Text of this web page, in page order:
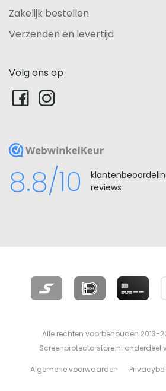
Zakelijk bestellen
Verzenden en levertijd
Volg ons op
WebwinkelKeur
8.8/10
reviews
Alle rechten voorbehouden 2013-
Screenprotectorstore.nl onderdeel
Algemene voorwaarden